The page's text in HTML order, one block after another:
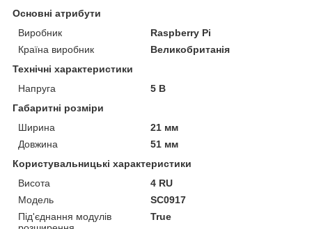
Основні атрибути
Виробник
Raspberry Pi
Країна виробник
Великобританія
Технічні характеристики
Напруга
5 В
Габаритні розміри
Ширина
21 мм
Довжина
51 мм
Користувальницькі характеристики
Висота
4 RU
Модель
SC0917
Під'єднання модулів
True